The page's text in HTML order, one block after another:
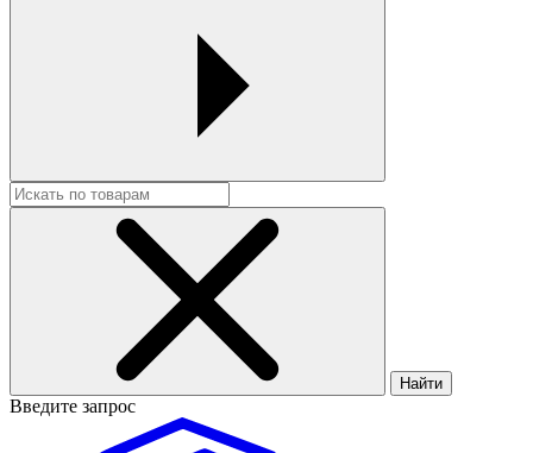
Найти
Введите запрос